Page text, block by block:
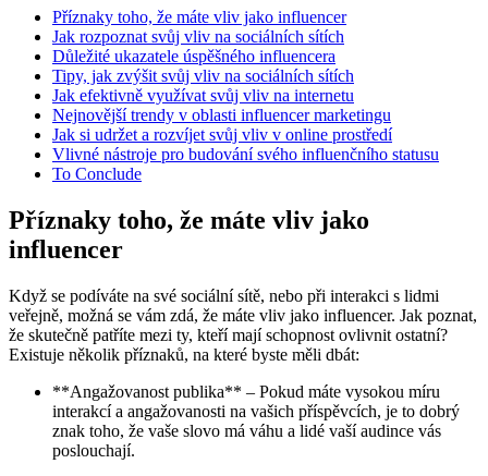
Příznaky toho, že máte vliv jako influencer
Jak rozpoznat svůj vliv na sociálních sítích
Důležité ukazatele úspěšného influencera
Tipy, jak zvýšit svůj vliv na sociálních sítích
Jak efektivně využívat svůj vliv na internetu
Nejnovější trendy v oblasti influencer marketingu
Jak si udržet a rozvíjet svůj vliv v online prostředí
Vlivné nástroje pro budování svého influenčního statusu
To Conclude
Příznaky toho, že máte vliv jako
influencer
Když se podíváte na své sociální sítě, nebo při interakci s lidmi
veřejně, možná se vám zdá, že máte vliv jako influencer. Jak poznat,
že skutečně patříte mezi ty, kteří mají schopnost ovlivnit ostatní?
Existuje několik příznaků, na které byste měli dbát:
**Angažovanost publika** – Pokud máte vysokou míru
interakcí a angažovanosti na vašich příspěvcích, je to dobrý
znak toho, že vaše slovo má váhu a lidé vaší audince vás
poslouchají.